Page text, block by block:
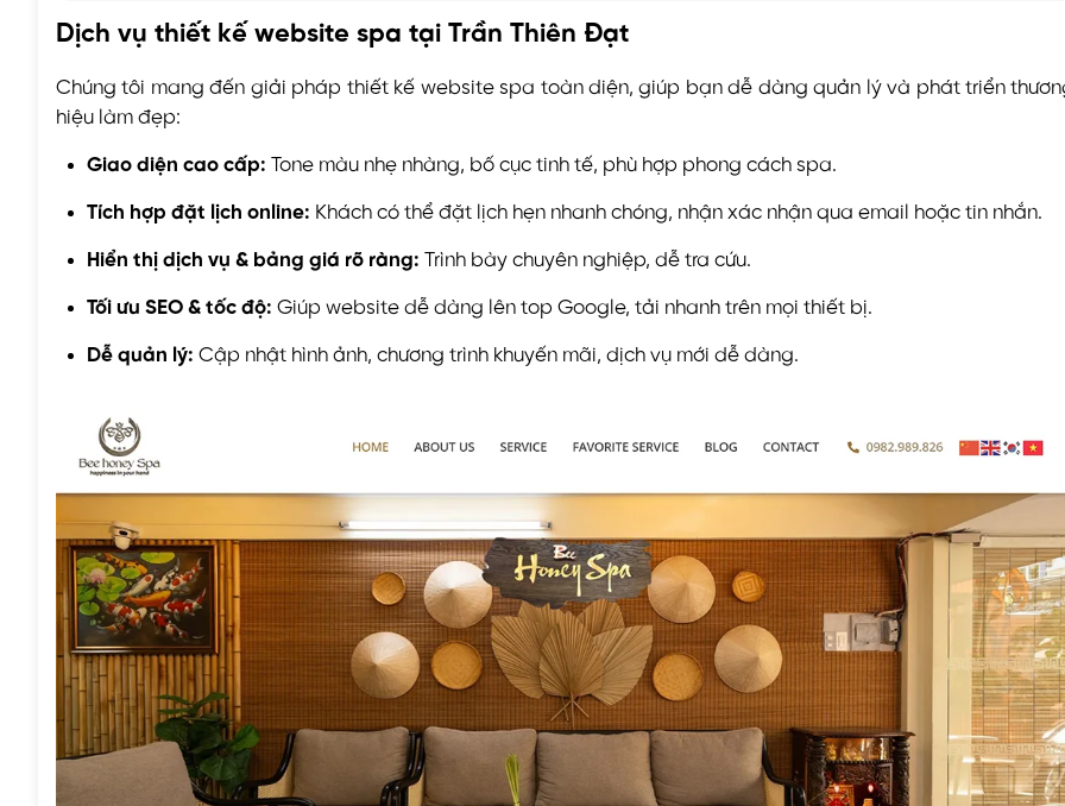
Dịch vụ thiết kế website spa tại Trần Thiên Đạt
Chúng tôi mang đến giải pháp thiết kế website spa toàn diện, giúp bạn dễ dàng quản lý và phát triển
hiệu làm đẹp:
Giao diện cao cấp: Tone màu nhẹ nhàng, bố cục tinh tế, phù hợp phong cách spa.
Tích hợp đặt lịch online: Khách có thể đặt lịch hẹn nhanh chóng, nhận xác nhận qua email hoặc tin nhắn.
Hiển thị dịch vụ & bảng giá rõ ràng: Trình bày chuyên nghiệp, dễ tra cứu.
Tối ưu SEO & tốc độ: Giúp website dễ dàng lên top Google, tải nhanh trên mọi thiết bị.
Dễ quản lý: Cập nhật hình ảnh, chương trình khuyến mãi, dịch vụ mới dễ dàng.